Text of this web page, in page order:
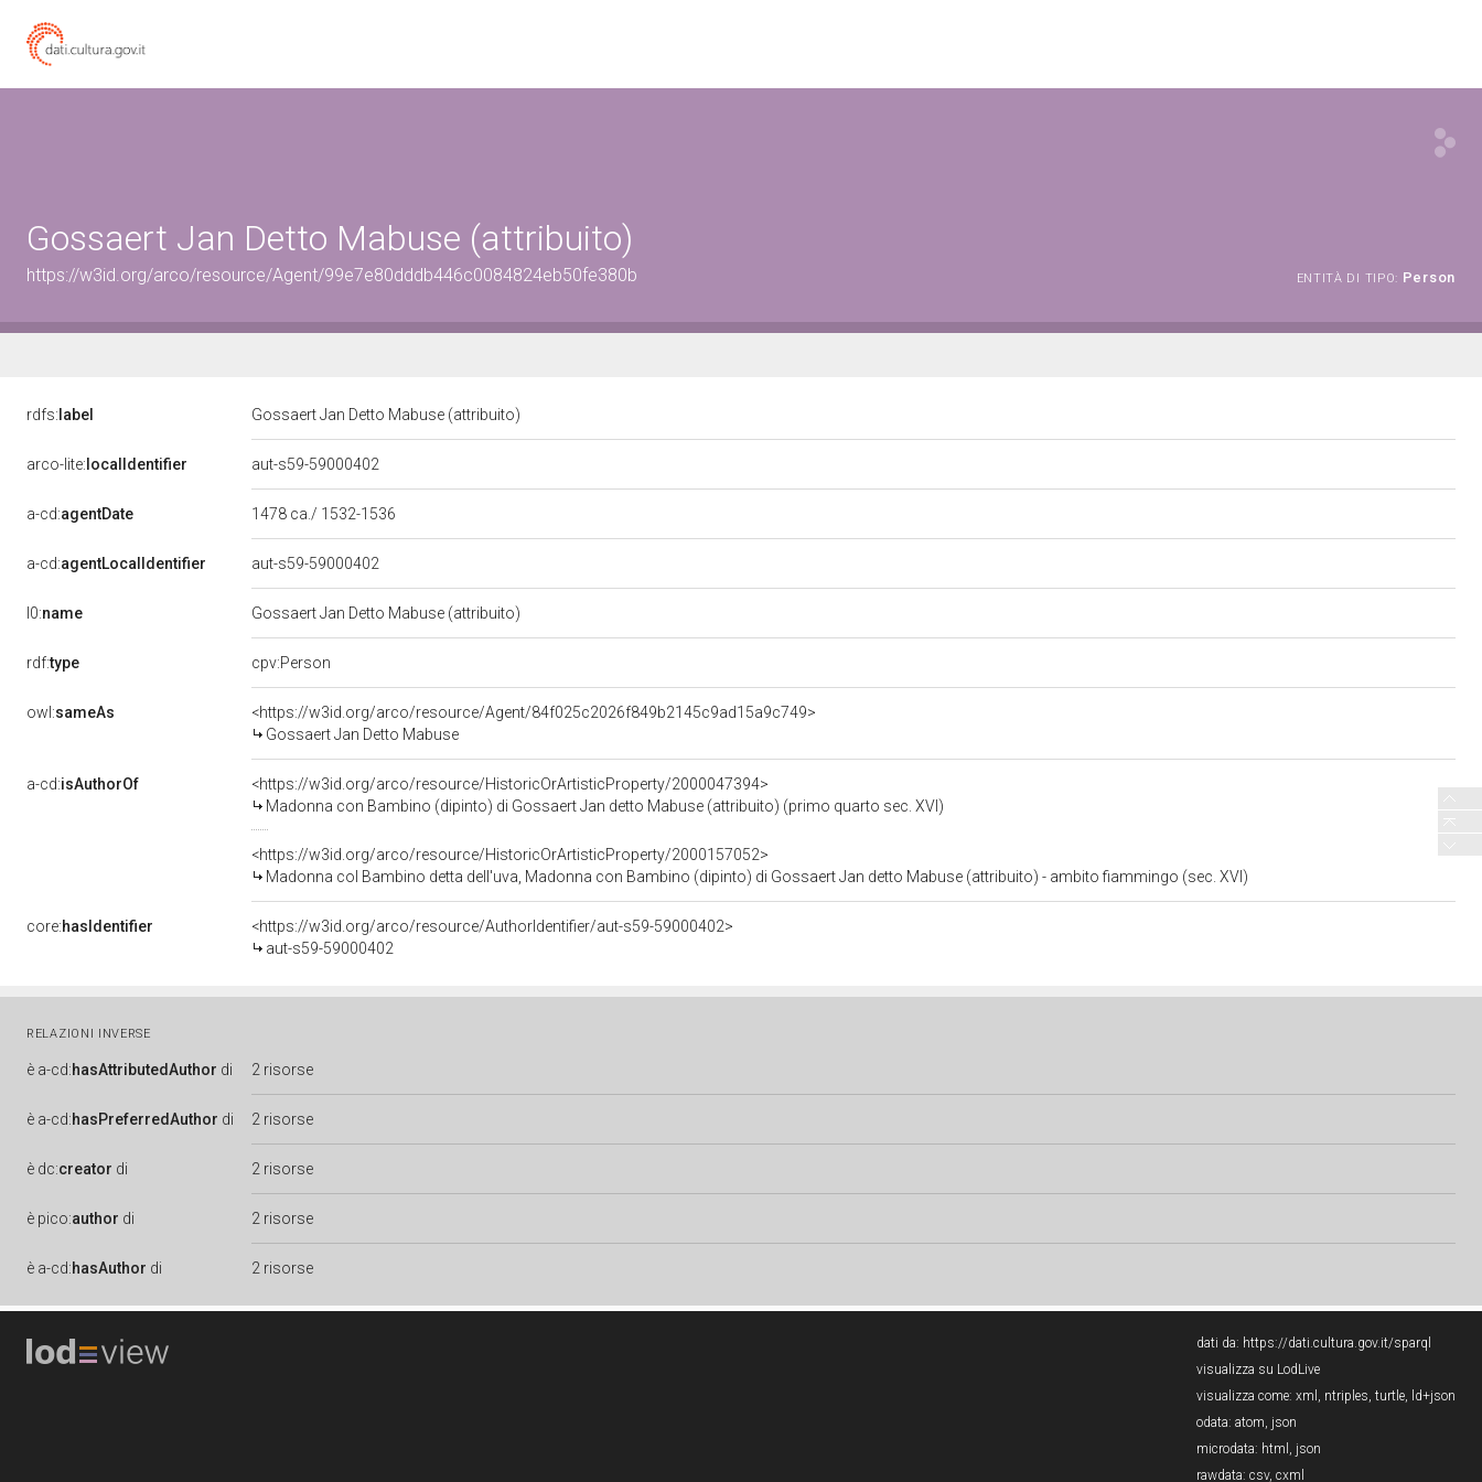
Gossaert Jan Detto Mabuse (attribuito)
https://w3id.org/arco/resource/Agent/99e7e80dddb446c0084824eb50fe380b ENTITÀ DI TIPO: Person
rdfs: label Gossaert Jan Detto Mabuse (attribuito)
arco-lite: localIdentifier aut-s59-59000402
a-cd:agentDate 1478 ca./ 1532-1536
a-cd:agentLocalIdentifier aut-s59-59000402
l0:name Gossaert Jan Detto Mabuse (attribuito)
rdf:type cpv:Person
owl:sameAs
<https://w3id.org/arco/resource/Agent/84f025c2026f849b2145c9ad15a9c749>
Gossaert Jan Detto Mabuse
a-cd:isAuthorOf
<https://w3id.org/arco/resource/HistoricOrArtisticProperty/2000047394>
Madonna con Bambino (dipinto) di Gossaert Jan detto Mabuse (attribuito) (primo quarto sec. XVI)
<https://w3id.org/arco/resource/HistoricOrArtisticProperty/2000157052>
Madonna col Bambino detta dell'uva, Madonna con Bambino (dipinto) di Gossaert Jan detto Mabuse (attribuito) - ambito fiammingo (sec. XVI)
core:hasIdentifier
<https://w3id.org/arco/resource/AuthorIdentifier/aut-s59-59000402>
aut-s59-59000402
RELAZIONI INVERSE
è a-cd:hasAttributedAuthor di 2 risorse
è a-cd:hasPreferredAuthor di 2 risorse
è dc:creator di 2 risorse
è pico:author di 2 risorse
è a-cd:hasAuthor di 2 risorse
dati da: https://dati.cultura.gov.it/sparql
visualizza su LodLive
visualizza come: xml , ntriples, turtle, ld+json
odata: atom, json
microdata: html , json
rawdata: csv, cxml